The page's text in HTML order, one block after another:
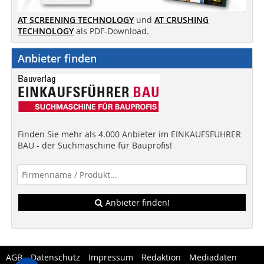
AT SCREENING TECHNOLOGY und AT CRUSHING
TECHNOLOGY als PDF-Download.
Anbieter finden
Finden Sie mehr als 4.000 Anbieter im EINKAUFSFÜHRER
BAU - der Suchmaschine für Bauprofis!
Anbieter finden!
AGB Datenschutz Impressum Redaktion
Mediadaten